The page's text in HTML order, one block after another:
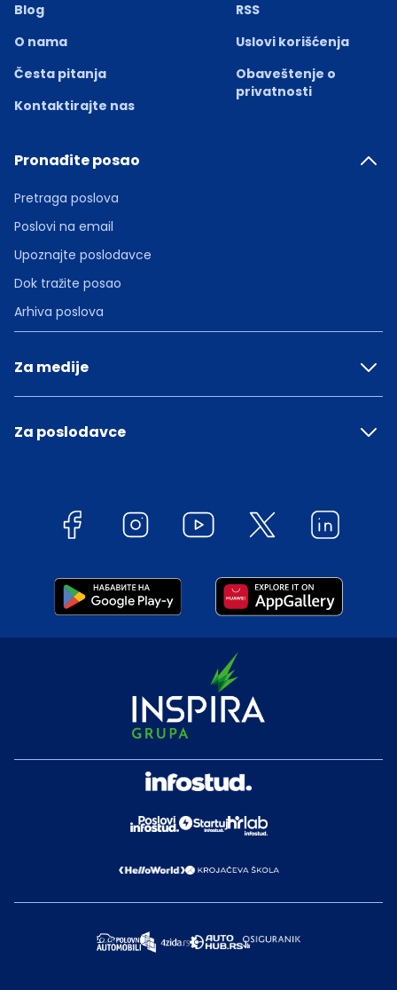
Blog
O nama
Česta pitanja
Kontaktirajte nas
RSS
Uslovi korišćenja
Obaveštenje o
privatnosti
Pronađite posao
Pretraga poslova
Poslovi na email
Upoznajte poslodavce
Dok tražite posao
Arhiva poslova
Za medije
Za poslodavce